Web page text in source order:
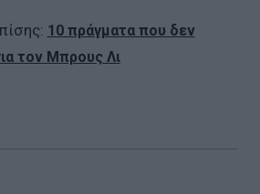
10 πράγματα που δεν
τον Μπρους Λι